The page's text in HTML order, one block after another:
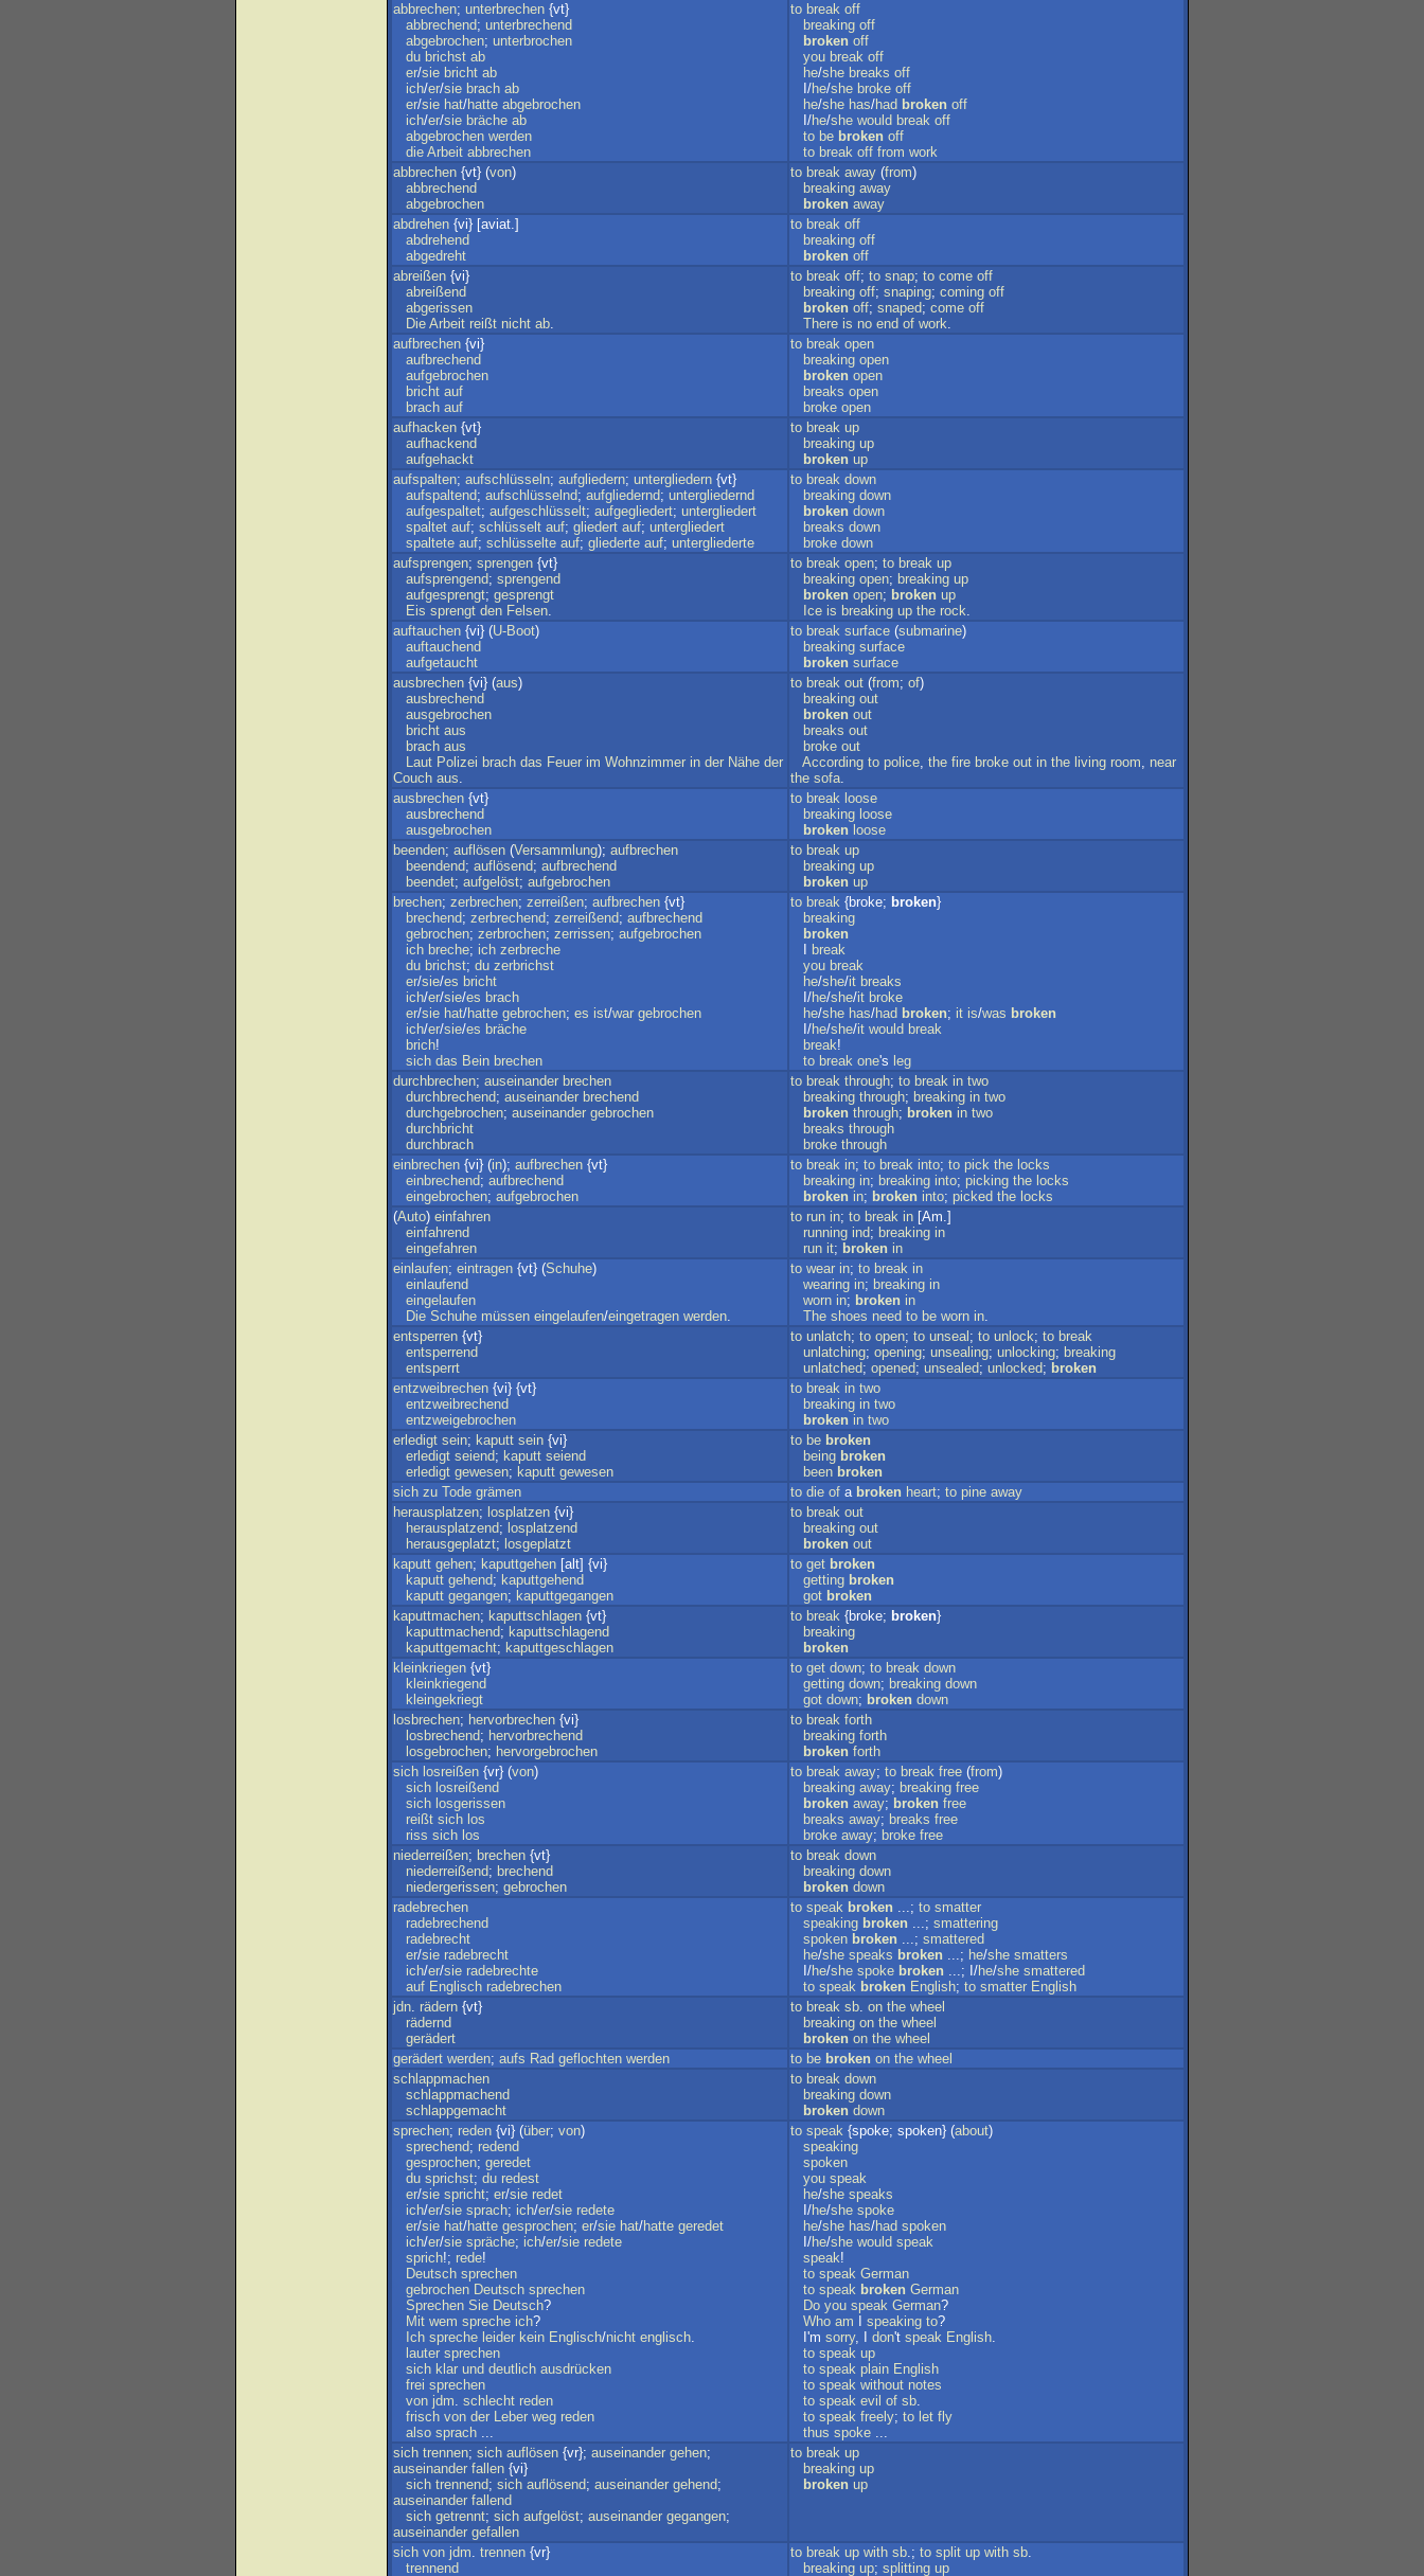
abbrechen; unterbrechen {vt}
abbrechend; unterbrechend
abgebrochen; unterbrochen
du brichst ab
er/sie bricht ab
ich/er/sie brach ab
er/sie hat/hatte abgebrochen
ich/er/sie bräche ab
abgebrochen werden
die Arbeit abbrechen
to break off
breaking off
broken off
you break off
he/she breaks off
I/he/she broke off
he/she has/had broken off
I/he/she would break off
to be broken off
to break off from work
abbrechen {vt} (von)
abbrechend
abgebrochen
to break away (from)
breaking away
broken away
abdrehen {vi} [aviat.]
abdrehend
abgedreht
to break off
breaking off
broken off
abreißen {vi}
abreißend
abgerissen
Die Arbeit reißt nicht ab.
to break off; to snap; to come off
breaking off; snaping; coming off
broken off; snaped; come off
There is no end of work.
aufbrechen {vi}
aufbrechend
aufgebrochen
bricht auf
brach auf
to break open
breaking open
broken open
breaks open
broke open
aufhacken {vt}
aufhackend
aufgehackt
to break up
breaking up
broken up
aufspalten; aufschlüsseln; aufgliedern; untergliedern {vt}
aufspaltend; aufschlüsselnd; aufgliedernd; untergliedernd
aufgespaltet; aufgeschlüsselt; aufgegliedert; untergliedert
spaltet auf; schlüsselt auf; gliedert auf; untergliedert
spaltete auf; schlüsselte auf; gliederte auf; untergliederte
to break down
breaking down
broken down
breaks down
broke down
aufsprengen; sprengen {vt}
aufsprengend; sprengend
aufgesprengt; gesprengt
Eis sprengt den Felsen.
to break open; to break up
breaking open; breaking up
broken open; broken up
Ice is breaking up the rock.
auftauchen {vi} (U-Boot)
auftauchend
aufgetaucht
to break surface (submarine)
breaking surface
broken surface
ausbrechen {vi} (aus)
ausbrechend
ausgebrochen
bricht aus
brach aus
Laut Polizei brach das Feuer im Wohnzimmer in der Nähe der
Couch aus.
to break out (from; of)
breaking out
broken out
breaks out
broke out
According to police, the fire broke out in the living room, near
the sofa.
ausbrechen {vt}
ausbrechend
ausgebrochen
to break loose
breaking loose
broken loose
beenden; auflösen (Versammlung); aufbrechen
beendend; auflösend; aufbrechend
beendet; aufgelöst; aufgebrochen
to break up
breaking up
broken up
brechen; zerbrechen; zerreißen; aufbrechen {vt}
brechend; zerbrechend; zerreißend; aufbrechend
gebrochen; zerbrochen; zerrissen; aufgebrochen
ich breche; ich zerbreche
du brichst; du zerbrichst
er/sie/es bricht
ich/er/sie/es brach
er/sie hat/hatte gebrochen; es ist/war gebrochen
ich/er/sie/es bräche
brich!
sich das Bein brechen
to break {broke; broken}
breaking
broken
break
you break
he/she/it breaks
I/he/she/it broke
he/she has/had broken; it is/was broken
I/he/she/it would break
break!
to break one's leg
durchbrechen; auseinander brechen
durchbrechend; auseinander brechend
durchgebrochen; auseinander gebrochen
durchbricht
durchbrach
to break through; to break in two
breaking through; breaking in two
broken through; broken in two
breaks through
broke through
einbrechen {vi} (in); aufbrechen {vt}
einbrechend; aufbrechend
eingebrochen; aufgebrochen
to break in; to break into; to pick the locks
breaking in; breaking into; picking the locks
broken in; broken into; picked the locks
(Auto) einfahren
einfahrend
eingefahren
to run in; to break in [Am.]
running ind; breaking in
run it; broken in
einlaufen; eintragen {vt} (Schuhe)
einlaufend
eingelaufen
Die Schuhe müssen eingelaufen/eingetragen werden.
to wear in; to break in
wearing in; breaking in
worn in; broken in
The shoes need to be worn in.
entsperren {vt}
entsperrend
entsperrt
to unlatch; to open; to unseal ; to unlock; to break
unlatching; opening; unsealing; unlocking; breaking
unlatched; opened; unsealed; unlocked; broken
entzweibrechen {vi} {vt}
entzweibrechend
entzweigebrochen
to break in two
breaking in two
broken in two
erledigt sein; kaputt sein {vi}
erledigt seiend; kaputt seiend
erledigt gewesen; kaputt gewesen
to be broken
being broken
been broken
sich zu Tode grämen to die of a broken heart; to pine away
herausplatzen; losplatzen {vi}
herausplatzend; losplatzend
herausgeplatzt; losgeplatzt
to break out
breaking out
broken out
kaputt gehen; kaputtgehen [alt] {vi}
kaputt gehend; kaputtgehend
kaputt gegangen; kaputtgegangen
to get broken
getting broken
got broken
kaputtmachen; kaputtschlagen {vt}
kaputtmachend; kaputtschlagend
kaputtgemacht; kaputtgeschlagen
to break {broke; broken}
breaking
broken
kleinkriegen {vt}
kleinkriegend
kleingekriegt
to get down; to break down
getting down; breaking down
got down; broken down
losbrechen; hervorbrechen {vi}
losbrechend; hervorbrechend
losgebrochen; hervorgebrochen
to break forth
breaking forth
broken forth
sich losreißen {vr} (von)
sich losreißend
sich losgerissen
reißt sich los
riss sich los
to break away; to break free (from)
breaking away; breaking free
broken away; broken free
breaks away; breaks free
broke away; broke free
niederreißen; brechen {vt}
niederreißend; brechend
niedergerissen; gebrochen
to break down
breaking down
broken down
radebrechen
radebrechend
radebrecht
er/sie radebrecht
ich/er/sie radebrechte
auf Englisch radebrechen
to speak broken ...; to smatter
speaking broken ...; smattering
spoken broken ...; smattered
he/she speaks broken ...; he/she smatters
I/he/she spoke broken ...; I/he/she smattered
to speak broken English; to smatter English
jdn. rädern {vt}
rädernd
gerädert
to break sb. on the wheel
breaking on the wheel
broken on the wheel
gerädert werden; aufs Rad geflochten werden to be broken on the wheel
schlappmachen
schlappmachend
schlappgemacht
to break down
breaking down
broken down
sprechen; reden {vi} (über; von)
sprechend; redend
gesprochen; geredet
du sprichst; du redest
er/sie spricht; er/sie redet
ich/er/sie sprach; ich/er/sie redete
er/sie hat/hatte gesprochen; er/sie hat/hatte geredet
ich/er/sie spräche; ich/er/sie redete
sprich!; rede!
Deutsch sprechen
gebrochen Deutsch sprechen
Sprechen Sie Deutsch?
Mit wem spreche ich?
Ich spreche leider kein Englisch/nicht englisch.
lauter sprechen
sich klar und deutlich ausdrücken
frei sprechen
von jdm. schlecht reden
frisch von der Leber weg reden
also sprach ...
to speak {spoke; spoken} (about)
speaking
spoken
you speak
he/she speaks
I/he/she spoke
he/she has/had spoken
I/he/she would speak
speak!
to speak German
to speak broken German
Do you speak German?
Who am speaking to?
I'm sorry, I don't speak English.
to speak up
to speak plain English
to speak without notes
to speak evil of sb.
to speak freely; to let fly
thus spoke ...
sich trennen; sich auflösen {vr}; auseinander gehen;
auseinander fallen {vi}
sich trennend; sich auflösend; auseinander gehend;
auseinander fallend
sich getrennt; sich aufgelöst; auseinander gegangen;
auseinander gefallen
to break up
breaking up
broken up
sich von jdm. trennen {vr}
trennend
to break up with sb.; to split up with sb.
breaking up; splitting up